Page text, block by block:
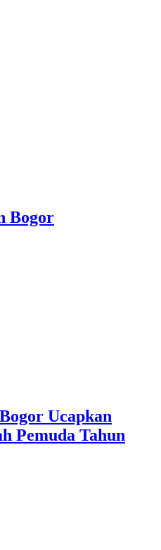
Bogor
Ucapkan
Pemuda Tahun